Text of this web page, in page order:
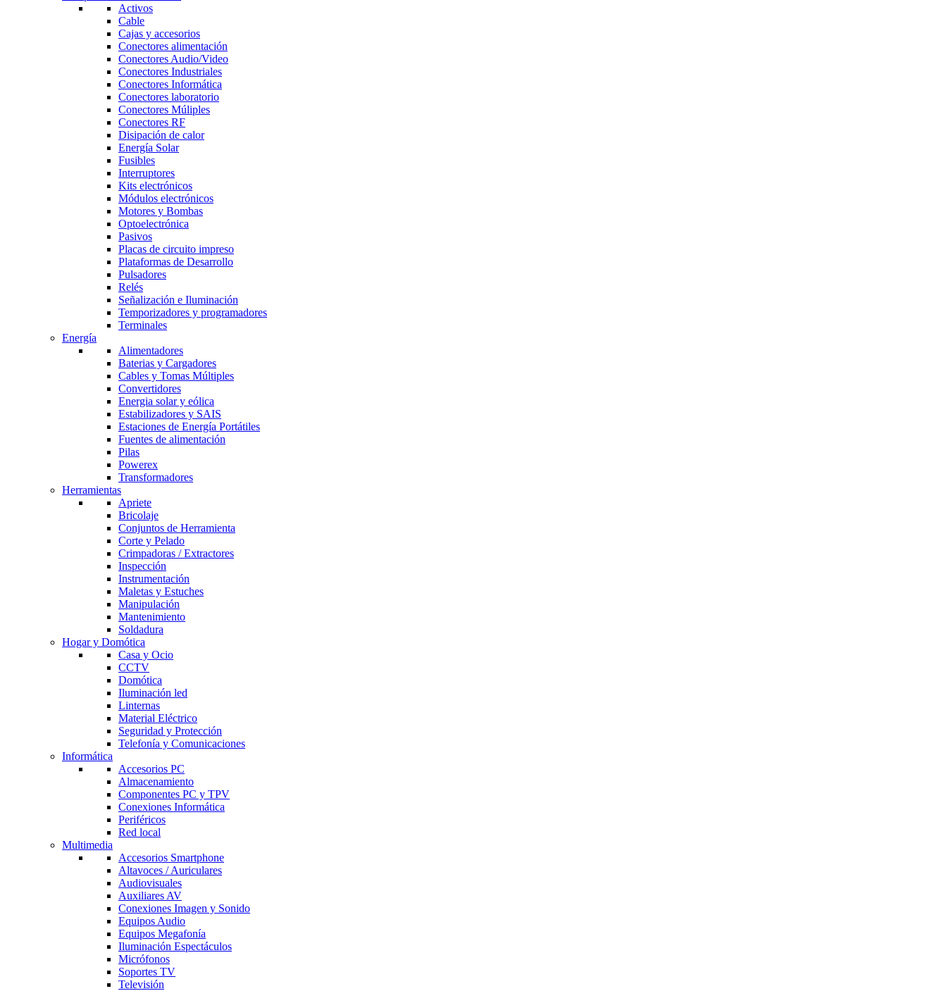
Activos
Cable
Cajas y accesorios
Conectores alimentación
Conectores Audio/Video
Conectores Industriales
Conectores Informática
Conectores laboratorio
Conectores Múliples
Conectores RF
Disipación de calor
Energía Solar
Fusibles
Interruptores
Kits electrónicos
Módulos electrónicos
Motores y Bombas
Optoelectrónica
Pasivos
Placas de circuito impreso
Plataformas de Desarrollo
Pulsadores
Relés
Señalización e Iluminación
Temporizadores y programadores
Terminales
Energía
Alimentadores
Baterias y Cargadores
Cables y Tomas Múltiples
Convertidores
Energia solar y eólica
Estabilizadores y SAIS
Estaciones de Energía Portátiles
Fuentes de alimentación
Pilas
Powerex
Transformadores
Herramientas
Apriete
Bricolaje
Conjuntos de Herramienta
Corte y Pelado
Crimpadoras / Extractores
Inspección
Instrumentación
Maletas y Estuches
Manipulación
Mantenimiento
Soldadura
Hogar y Domótica
Casa y Ocio
CCTV
Domótica
Iluminación led
Linternas
Material Eléctrico
Seguridad y Protección
Telefonía y Comunicaciones
Informática
Accesorios PC
Almacenamiento
Componentes PC y TPV
Conexiones Informática
Periféricos
Red local
Multimedia
Accesorios Smartphone
Altavoces / Auriculares
Audiovisuales
Auxiliares AV
Conexiones Imagen y Sonido
Equipos Audio
Equipos Megafonía
Iluminación Espectáculos
Micrófonos
Soportes TV
Televisión